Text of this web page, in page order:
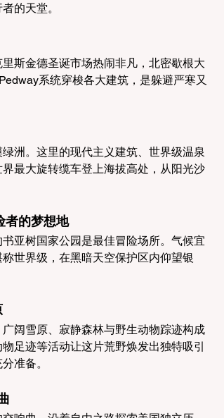
的天堂。
斯金德圣诞市场热闹非凡，北密歇根大
系统穿梭各大建筑，是躲避严寒又
洲。这里的现代主义建筑、世界级温泉
最大旋转缆车登上海拔高处，从阳光沙
者的梦想地
亚树国家公园是最佳冒险场所。气候宜
世界级，在黑暗天空保护区内仰望银
阔雪原、寂静森林与野生动物踪迹构成
足迹等活动让这片荒野焕发出独特吸引
准备。